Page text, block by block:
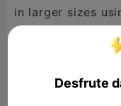
in larger sizes
Desfrute